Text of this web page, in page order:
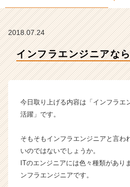
の
式
会
レ
ー
ズ
の
イ
2018.07.24
インフラエンジニアな
今日取り上げる内容は「インフラエ
活躍」です。
そもそもインフラエンジニアと言わ
いのではないでしょうか。
ITのエンジニアには色々種類があり
ンフラエンジニアです。